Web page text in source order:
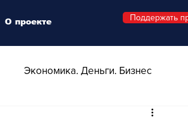
Экономика. Деньги. Бизнес
О проекте Поддержать